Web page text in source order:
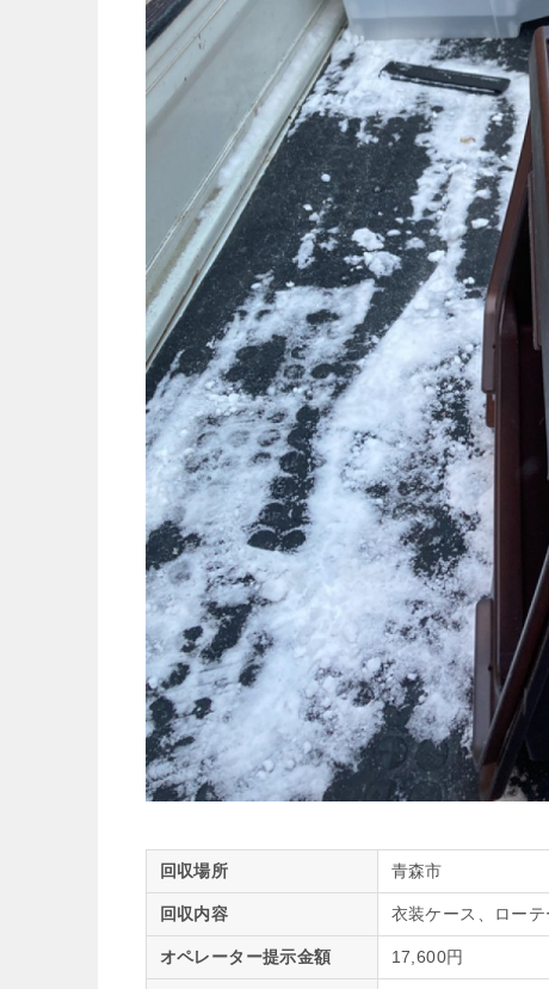
回収場所 青森市
回収内容 衣装ケース、ロー
オペレーター提示金額 17,600円